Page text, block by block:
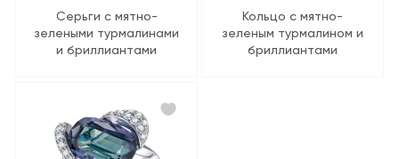
Серьги с мятно-
зелеными турмалинами
и бриллиантами
Кольцо с мятно-
зеленым турмалином и
бриллиантами